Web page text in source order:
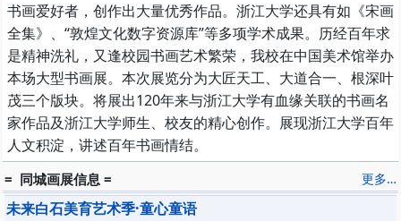
书画爱好者，创作出大量优秀作品。浙江大学还具有如《宋画
全集》、“敦煌文化数字资源库”等多项学术成果。历经百年求
是精神洗礼，又逢校园书画艺术繁荣，我校在中国美术馆举办
本场大型书画展。本次展览分为大匠天工、大道合一、根深叶
茂三个版块。将展出120年来与浙江大学有血缘关联的书画名
家作品及浙江大学师生、校友的精心创作。展现浙江大学百年
人文积淀，讲述百年书画情结。
更多…
= 同城画展信息 =
未来白石美育艺术季·童心童语